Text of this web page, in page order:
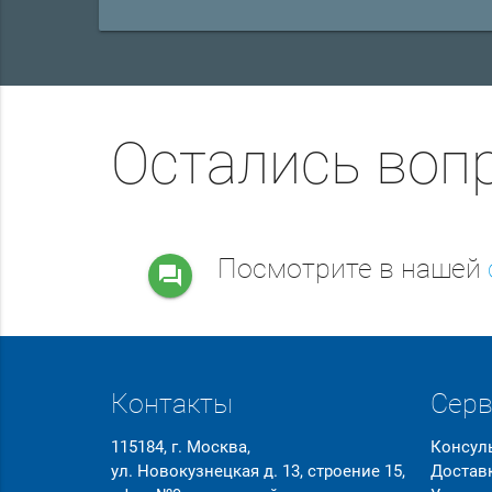
Остались
question_answer Посмотрите в нашей
Контакты
115184, г. Москва,
ул. Новокузнецкая д. 13, строение 15,